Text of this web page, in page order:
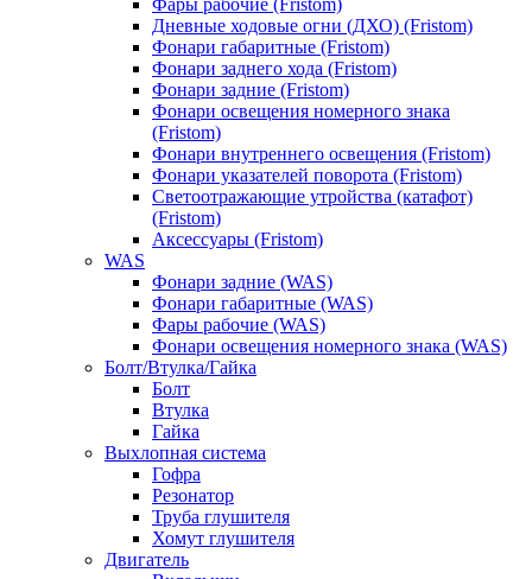
Фары рабочие (Fristom)
Дневные ходовые огни (ДХО) (Fristom)
Фонари габаритные (Fristom)
Фонари заднего хода (Fristom)
Фонари задние (Fristom)
Фонари освещения номерного знака
(Fristom)
Фонари внутреннего освещения (Fristom)
Фонари указателей поворота (Fristom)
Светоотражающие утройства (катафот)
(Fristom)
Аксессуары (Fristom)
WAS
Фонари задние (WAS)
Фонари габаритные (WAS)
Фары рабочие (WAS)
Фонари освещения номерного знака (WAS)
Болт/Втулка/Гайка
Болт
Втулка
Гайка
Выхлопная система
Гофра
Резонатор
Труба глушителя
Хомут глушителя
Двигатель